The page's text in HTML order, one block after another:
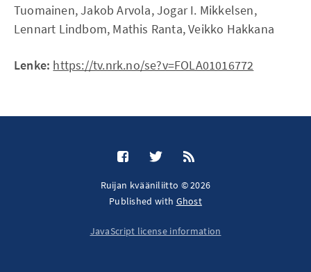
Tuomainen, Jakob Arvola, Jogar I. Mikkelsen,
Lennart Lindbom, Mathis Ranta, Veikko Hakkana
Lenke: https://tv.nrk.no/se?v=FOLA01016772
Ruijan kvääniliitto © 2026
Published with Ghost
JavaScript license information